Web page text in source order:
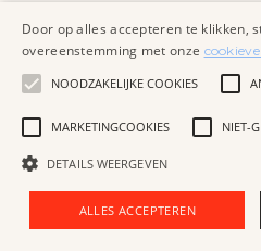
enige directe schade is in
gebeurtenis, beperkt tot
gefactureerde dan wel te
indirecte schade,
Onboard nimmer
waaronder begrepen haar
Door op alles accepteren te klikken,
overeenstemming met onze
NOODZAKELIJKE COOKIES
MARKETINGCOOKIES NIET-
DETAILS WEERGEVEN
ALLES ACCEPTEREN